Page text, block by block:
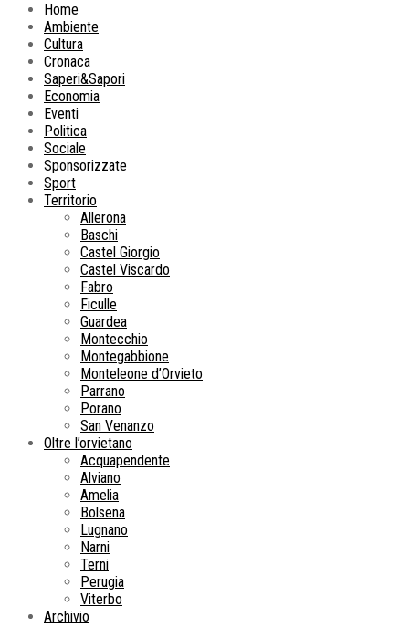
Home
Ambiente
Cultura
Cronaca
Saperi&Sapori
Economia
Eventi
Politica
Sociale
Sponsorizzate
Sport
Territorio
Allerona
Baschi
Castel Giorgio
Castel Viscardo
Fabro
Ficulle
Guardea
Montecchio
Montegabbione
Monteleone d’Orvieto
Parrano
Porano
San Venanzo
Oltre l’orvietano
Acquapendente
Alviano
Amelia
Bolsena
Lugnano
Narni
Terni
Perugia
Viterbo
Archivio